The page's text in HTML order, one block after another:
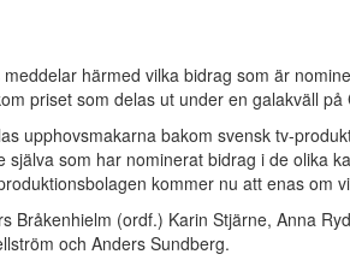
härmed vilka bidrag som är
priset som delas ut under en galakväll
upphovsmakarna bakom svensk tv-
som har nominerat bidrag i de olika
kommer nu att enas om
Bråkenhielm (ordf.) Karin Stjärne, Anna
och Anders Sundberg.